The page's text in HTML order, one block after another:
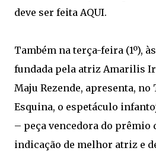
deve ser feita AQUI.
Também na terça-feira (1º),
fundada pela atriz Amarilis
Maju Rezende, apresenta, no
Esquina, o espetáculo
– peça vencedora do prêmio
indicação de melhor atriz e